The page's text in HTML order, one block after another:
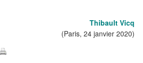
Thibault Vicq
(Paris, 24 janvier 2020)